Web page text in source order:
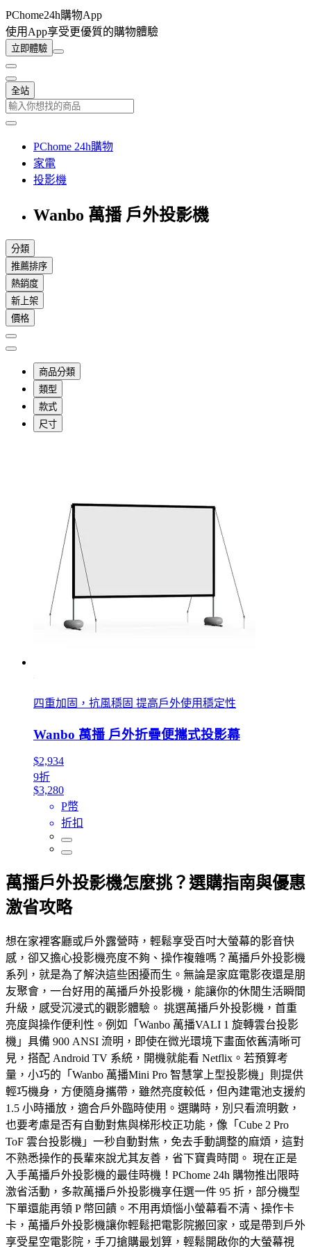
PChome24h購物App
使用App享受更優質的購物體驗
立即體驗
全站
PChome 24h購物
家電
投影機
Wanbo 萬播 戶外投影機
分類
推薦排序
熱銷度
新上架
價格
商品分類
類型
款式
尺寸
四重加固，抗風穩固 提高戶外使用穩定性
Wanbo 萬播 戶外折疊便攜式投影幕
$2,934
9折
$3,280
P幣
折扣
萬播戶外投影機怎麼挑？選購指南與優惠
激省攻略
想在家裡客廳或戶外露營時，輕鬆享受百吋大螢幕的影音快
感，卻又擔心投影機亮度不夠、操作複雜嗎？萬播戶外投影機
系列，就是為了解決這些困擾而生。無論是家庭電影夜還是朋
友聚會，一台好用的萬播戶外投影機，能讓你的休閒生活瞬間
升級，感受沉浸式的觀影體驗。 挑選萬播戶外投影機，首重
亮度與操作便利性。例如「Wanbo 萬播VALI 1 旋轉雲台投影
機」具備 900 ANSI 流明，即使在微光環境下畫面依舊清晰可
見，搭配 Android TV 系統，開機就能看 Netflix。若預算考
量，小巧的「Wanbo 萬播Mini Pro 智慧掌上型投影機」則提供
輕巧機身，方便隨身攜帶，雖然亮度較低，但內建電池支援約
1.5 小時播放，適合戶外臨時使用。選購時，別只看流明數，
也要考慮是否有自動對焦與梯形校正功能，像「Cube 2 Pro
ToF 雲台投影機」一秒自動對焦，免去手動調整的麻煩，這對
不熟悉操作的長輩來說尤其友善，省下寶貴時間。 現在正是
入手萬播戶外投影機的最佳時機！PChome 24h 購物推出限時
激省活動，多款萬播戶外投影機享任選一件 95 折，部分機型
下單還能再領 P 幣回饋。不用再煩惱小螢幕看不清、操作卡
卡，萬播戶外投影機讓你輕鬆把電影院搬回家，或是帶到戶外
享受星空電影院，手刀搶購最划算，輕鬆開啟你的大螢幕視